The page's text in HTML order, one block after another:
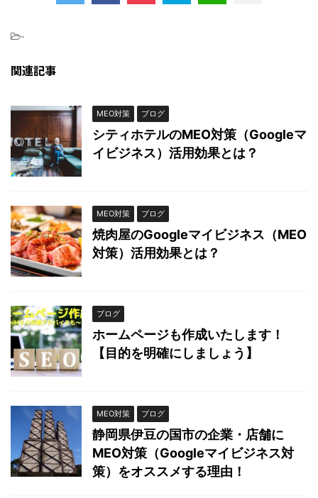
-
関連記事
MEO対策 ブログ
シティホテルのMEO対策（Googleマ
イビジネス）活用効果とは？
MEO対策 ブログ
焼肉屋のGoogleマイビジネス（MEO
対策）活用効果とは？
ブログ
ホームページも作成いたします！
【目的を明確にしましょう】
MEO対策 ブログ
静岡県伊豆の国市の企業・店舗に
MEO対策（Googleマイビジネス対
策）をオススメする理由！